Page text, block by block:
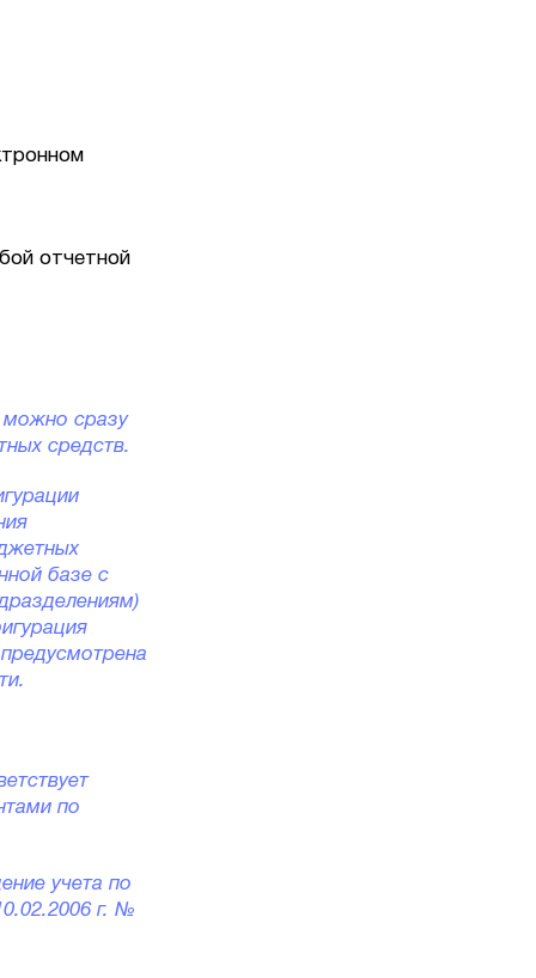
отчетной
можно сразу
средств.
базе с
по
учета по
г. №